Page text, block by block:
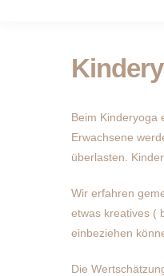
Beim Kinderyoga
Erwachsene
überlasten.
Wir erfahren
etwas kreatives (
einbeziehen
Die